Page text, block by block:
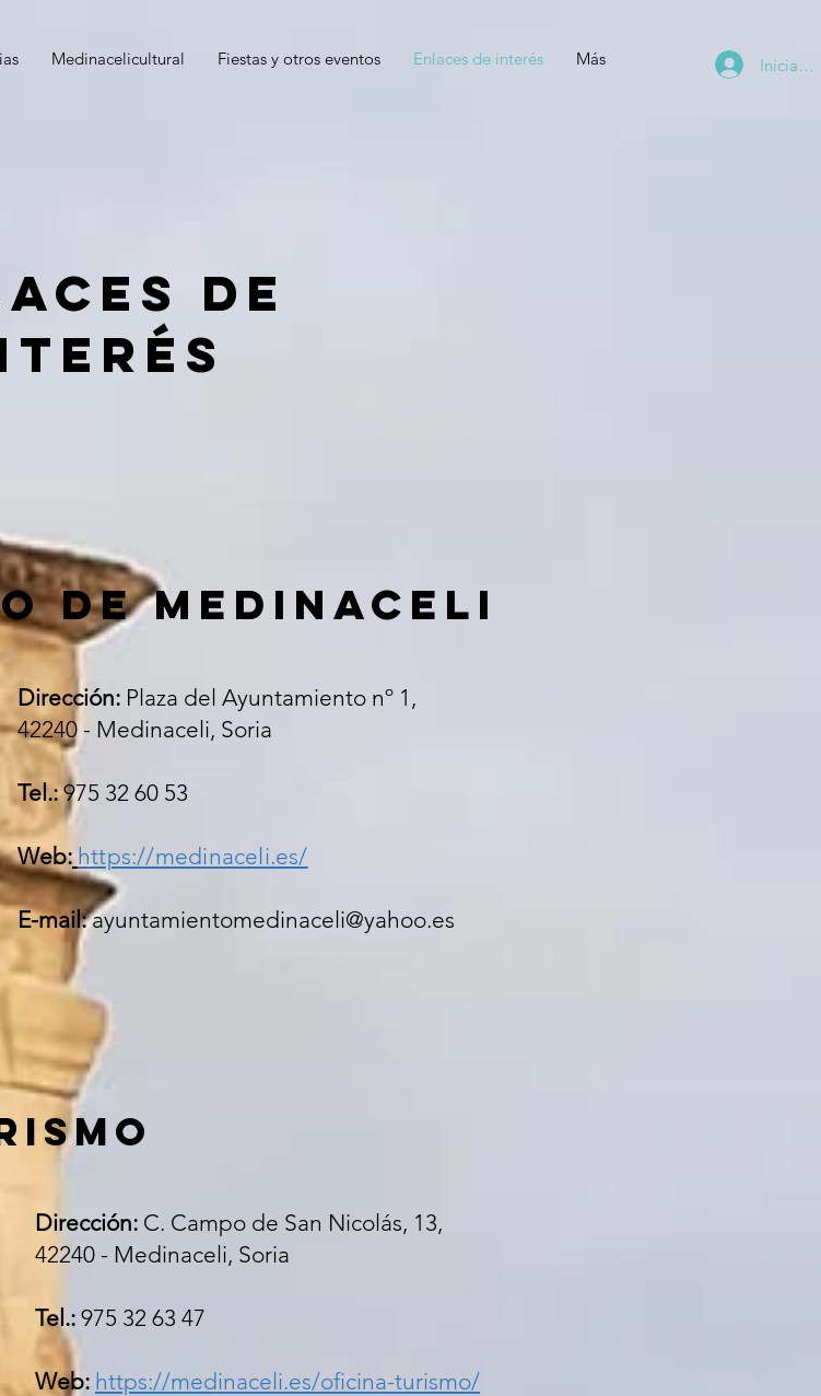
Medinacelicultural Fiestas y otros eventos Enlaces de interés Más Iniciar
de
DE MEDINACELI
Dirección: Plaza del Ayuntamiento nº 1,
42240 - Medinaceli, Soria
Tel.:975 32 60 53
Web: https://medinaceli.es/
E-mail:ayuntamientomedinaceli@yahoo.es
Dirección: C. Campo de San Nicolás, 13,
42240 - Medinaceli, Soria
Tel.: 975 32 63 47
Web: https://medinaceli.es/oficina-turismo/